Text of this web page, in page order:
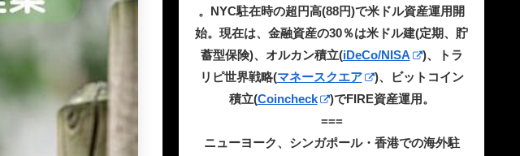
。NYC駐在時の超円高(88円)で米ドル資産運用開
始。現在は、金融資産の30％は米ドル建(定期、貯
蓄型保険)、オルカン積立(iDeCo/NISA
)、トラ
リピ世界戦略(マネースクエア
)、ビットコイン
積立(Coincheck
)でFIRE資産運用。
===
ニューヨーク、シンガポール・香港での海外駐